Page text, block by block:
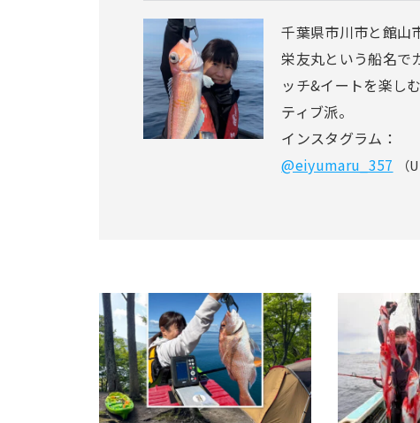
千葉県市川市と館山
栄友丸という船名で
ッチ&イートを楽し
ティブ派。
インスタグラム：
@eiyumaru_357